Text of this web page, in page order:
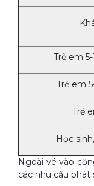
Trẻ em
Trẻ em
Trẻ
Học
Ngoài vé vào
các nhu cầu